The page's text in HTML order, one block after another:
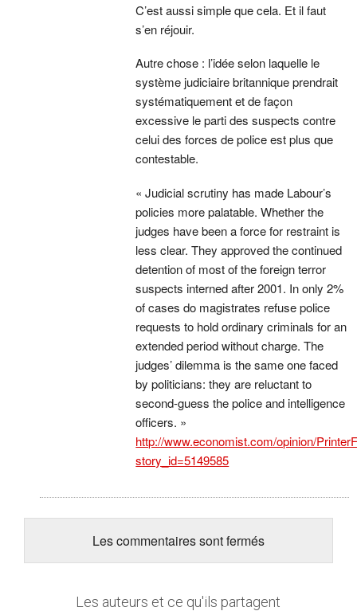
C’est aussi simple que cela. Et il faut
s’en réjouir.
Autre chose : l’idée selon laquelle le
système judiciaire britannique prendrait
systématiquement et de façon
excessive le parti des suspects contre
celui des forces de police est plus que
contestable.
« Judicial scrutiny has made Labour’s
policies more palatable. Whether the
judges have been a force for restraint is
less clear. They approved the continued
detention of most of the foreign terror
suspects interned after 2001. In only 2%
of cases do magistrates refuse police
requests to hold ordinary criminals for an
extended period without charge. The
judges’ dilemma is the same one faced
by politicians: they are reluctant to
second-guess the police and intelligence
officers. »
http://www.economist.com/opinion/
story_id=5149585
Les commentaires sont fermés
Les auteurs et ce qu'ils partagent